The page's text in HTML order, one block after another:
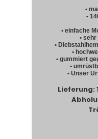
•
•
• einfache
•
•
•
• gummiert
•
• Unser
Lieferung: